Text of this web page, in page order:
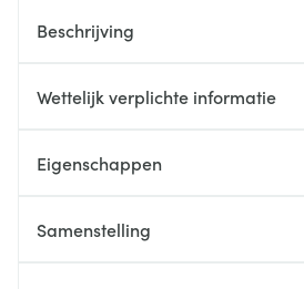
Beschrijving
Wettelijk verplichte informatie
Eigenschappen
Samenstelling